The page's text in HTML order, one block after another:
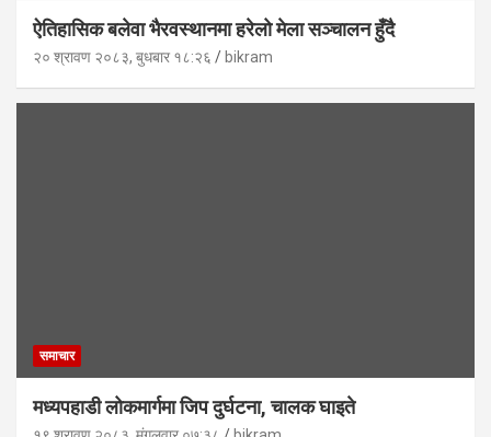
ऐतिहासिक बलेवा भैरवस्थानमा हरेलो मेला सञ्चालन हुँदै
२० श्रावण २०८३, बुधबार १८:२६ bikram
समाचार
मध्यपहाडी लोकमार्गमा जिप दुर्घटना, चालक घाइते